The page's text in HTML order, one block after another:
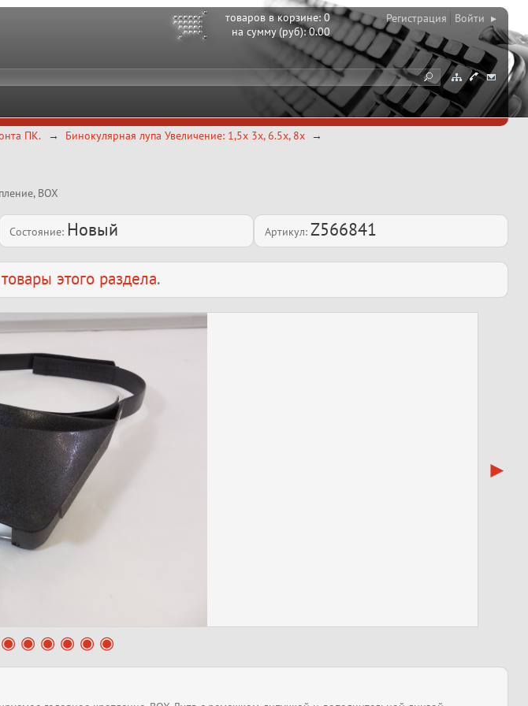
товаров в корзине:0
на сумму (руб):0.00
Регистрация Войти ▸
ПК. Бинокулярная лупа Увеличение: 1,5x 3x, 6.5x, 8x
BOX
Состояние: Новый Артикул: Z566841
этого раздела.